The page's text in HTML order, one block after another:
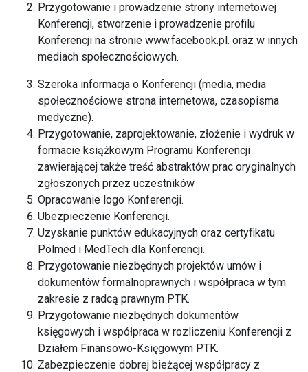
Przygotowanie i prowadzenie strony internetowej
Konferencji, stworzenie i prowadzenie profilu
Konferencji na stronie www.facebook.pl. oraz w innych
mediach społecznościowych.
Szeroka informacja o Konferencji (media, media
społecznościowe strona internetowa, czasopisma
medyczne).
Przygotowanie, zaprojektowanie, złożenie i wydruk w
formacie książkowym Programu Konferencji
zawierającej także treść abstraktów prac oryginalnych
zgłoszonych przez uczestników
Opracowanie logo Konferencji.
Ubezpieczenie Konferencji.
Uzyskanie punktów edukacyjnych oraz certyfikatu
Polmed i MedTech dla Konferencji.
Przygotowanie niezbędnych projektów umów i
dokumentów formalnoprawnych i współpraca w tym
zakresie z radcą prawnym PTK.
Przygotowanie niezbędnych dokumentów
księgowych i współpraca w rozliczeniu Konferencji z
Działem Finansowo-Księgowym PTK.
Zabezpieczenie dobrej bieżącej współpracy z